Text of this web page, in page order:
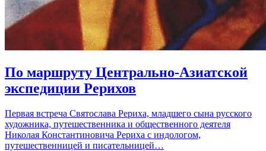
По маршруту Центрально-Азиатской
экспедиции Рерихов
Первая встреча Святослава Рериха, младшего сына русского
художника, путешественника и общественного деятеля
Николая Константиновича Рериха с индологом,
путешественницей и писательницей…